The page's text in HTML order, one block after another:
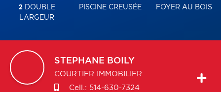
2 DOUBLE
LARGEUR
PISCINE CREUSÉE FOYER AU BOIS
STEPHANE BOILY
COURTIER IMMOBILIER
Cell.: 514-630-7324